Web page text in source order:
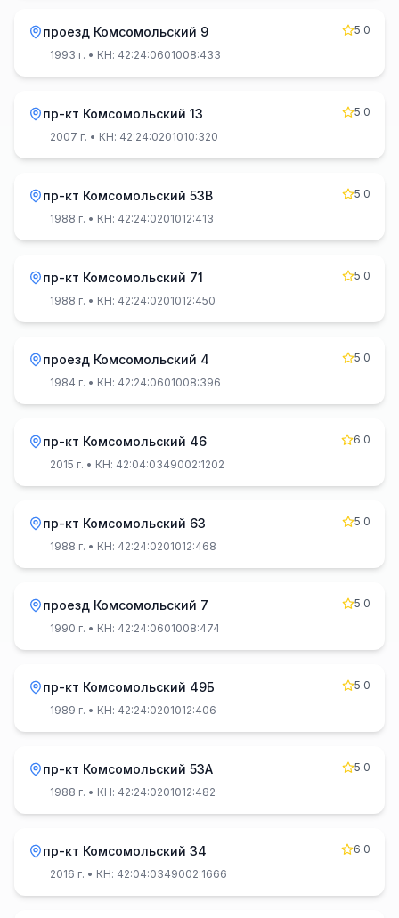
проезд Комсомольский 9
5.0
1993 г. • КН: 42:24:0601008:433
пр-кт Комсомольский 13
5.0
2007 г. • КН: 42:24:0201010:320
пр-кт Комсомольский 53В
5.0
1988 г. • КН: 42:24:0201012:413
пр-кт Комсомольский 71
5.0
1988 г. • КН: 42:24:0201012:450
проезд Комсомольский 4
5.0
1984 г. • КН: 42:24:0601008:396
пр-кт Комсомольский 46
6.0
2015 г. • КН: 42:04:0349002:1202
пр-кт Комсомольский 63
5.0
1988 г. • КН: 42:24:0201012:468
проезд Комсомольский 7
5.0
1990 г. • КН: 42:24:0601008:474
пр-кт Комсомольский 49Б
5.0
1989 г. • КН: 42:24:0201012:406
пр-кт Комсомольский 53А
5.0
1988 г. • КН: 42:24:0201012:482
пр-кт Комсомольский 34
6.0
2016 г. • КН: 42:04:0349002:1666